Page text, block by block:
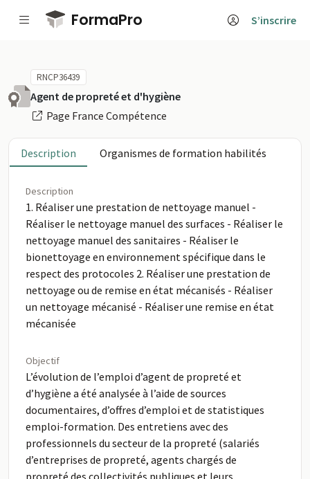
Passer au contenu principal
FormaPro S’inscrire
RNCP36439
Agent de propreté et d'hygiène
Page France Compétence
Description Organismes de formation habilités
Description
1. Réaliser une prestation de nettoyage manuel -
Réaliser le nettoyage manuel des surfaces - Réaliser le
nettoyage manuel des sanitaires - Réaliser le
bionettoyage en environnement spécifique dans le
respect des protocoles 2. Réaliser une prestation de
nettoyage ou de remise en état mécanisés - Réaliser
un nettoyage mécanisé - Réaliser une remise en état
mécanisée
Objectif
L’évolution de l’emploi d’agent de propreté et
d’hygiène a été analysée à l’aide de sources
documentaires, d’offres d’emploi et de statistiques
emploi-formation. Des entretiens avec des
professionnels du secteur de la propreté (salariés
d’entreprises de propreté, agents chargés de
propreté des collectivités publiques et leurs